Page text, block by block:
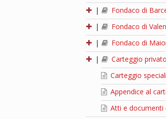
|
Fondaco di
|
Fondaco di
|
Fondaco di
|
Carteggio privato
Carteggio
Appendice al
Atti e documenti